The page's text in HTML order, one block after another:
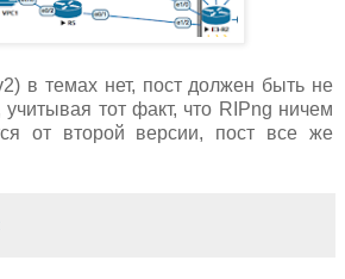
в темах нет, пост должен быть не
тот факт, что RIPng ничем
от второй версии, пост все же